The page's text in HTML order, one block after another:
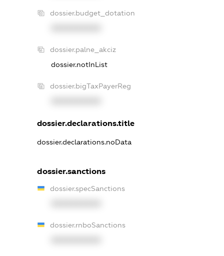
dossier.budget_dotation
dossier.palne_akciz
dossier.notInList
dossier.bigTaxPayerReg
dossier.declarations.title
dossier.declarations.noData
dossier.sanctions
dossier.specSanctions
dossier.rnboSanctions